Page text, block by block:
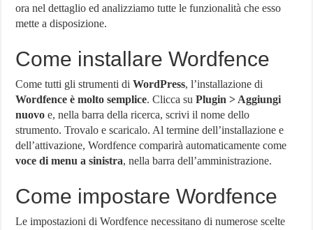
ora nel dettaglio ed analizziamo tutte le funzionalità che esso
mette a disposizione.
Come installare Wordfence
Come tutti gli strumenti diWordPress, l’installazione di
Wordfence è molto semplice. Clicca suPlugin > Aggiungi
nuovo e, nella barra della ricerca, scrivi il nome dello
strumento. Trovalo e scaricalo. Al termine dell’installazione e
dell’attivazione, Wordfence comparirà automaticamente come
voce di menu a sinistra, nella barra dell’amministrazione.
Come impostare Wordfence
Le impostazioni di Wordfence necessitano di numerose scelte